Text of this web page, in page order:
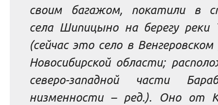
своим багажом, покатили в
села Шипицыно на берегу реки
(сейчас это село в Венгеровском
Новосибирской области;
северо-западной части
низменности – ред.).
Оно от